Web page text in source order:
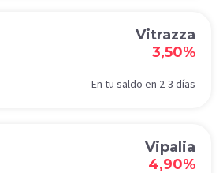
Vitrazza
3,50%
En tu saldo en 2-3 días
Vipalia
4,90%